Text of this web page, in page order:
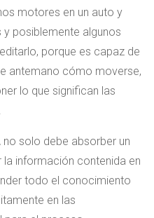
motores en un auto y
posiblemente algunos
porque es capaz de
antemano cómo moverse,
lo que significan las
no solo debe absorber un
información contenida en
todo el conocimiento
en las